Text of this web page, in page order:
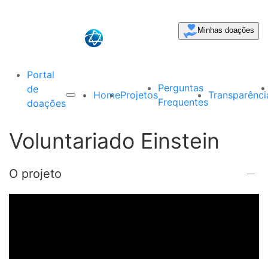
Minhas doações
Portal
de
doações
HomeProjetos
Perguntas
Frequentes
Voluntariado Einstein
O projeto